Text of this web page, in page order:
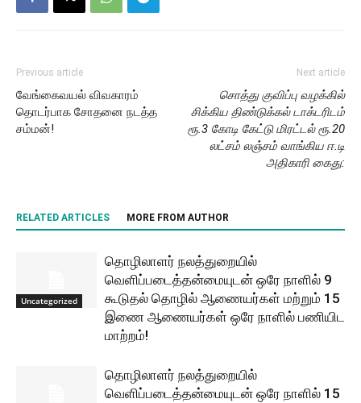
Previous article
வேங்கைவயல் விவகாரம்
தொடர்பாக சோதனை நடத்த
சம்மன்!
Next article
சொத்து குவிப்பு வழக்கில்
சிக்கிய திண்டுக்கல் டாக்டரிடம்
ரூ.3 கோடி கேட்டு மிரட்டல் ரூ.20
லட்சம் லஞ்சம் வாங்கிய ஈ.டி
அதிகாரி கைது:
RELATED ARTICLES MORE FROM AUTHOR
Uncategorized
தொழிலாளர் நலத்துறையில்
வெளிப்படைத்தன்மையுடன் ஒரே நாளில் 9
கூடுதல் தொழில் ஆணையர்கள் மற்றும் 15
இணை ஆணையர்கள் ஒரே நாளில் பணியிட
மாற்றம்!
தொழிலாளர் நலத்துறையில்
வெளிப்படைத்தன்மையுடன் ஒரே நாளில் 15